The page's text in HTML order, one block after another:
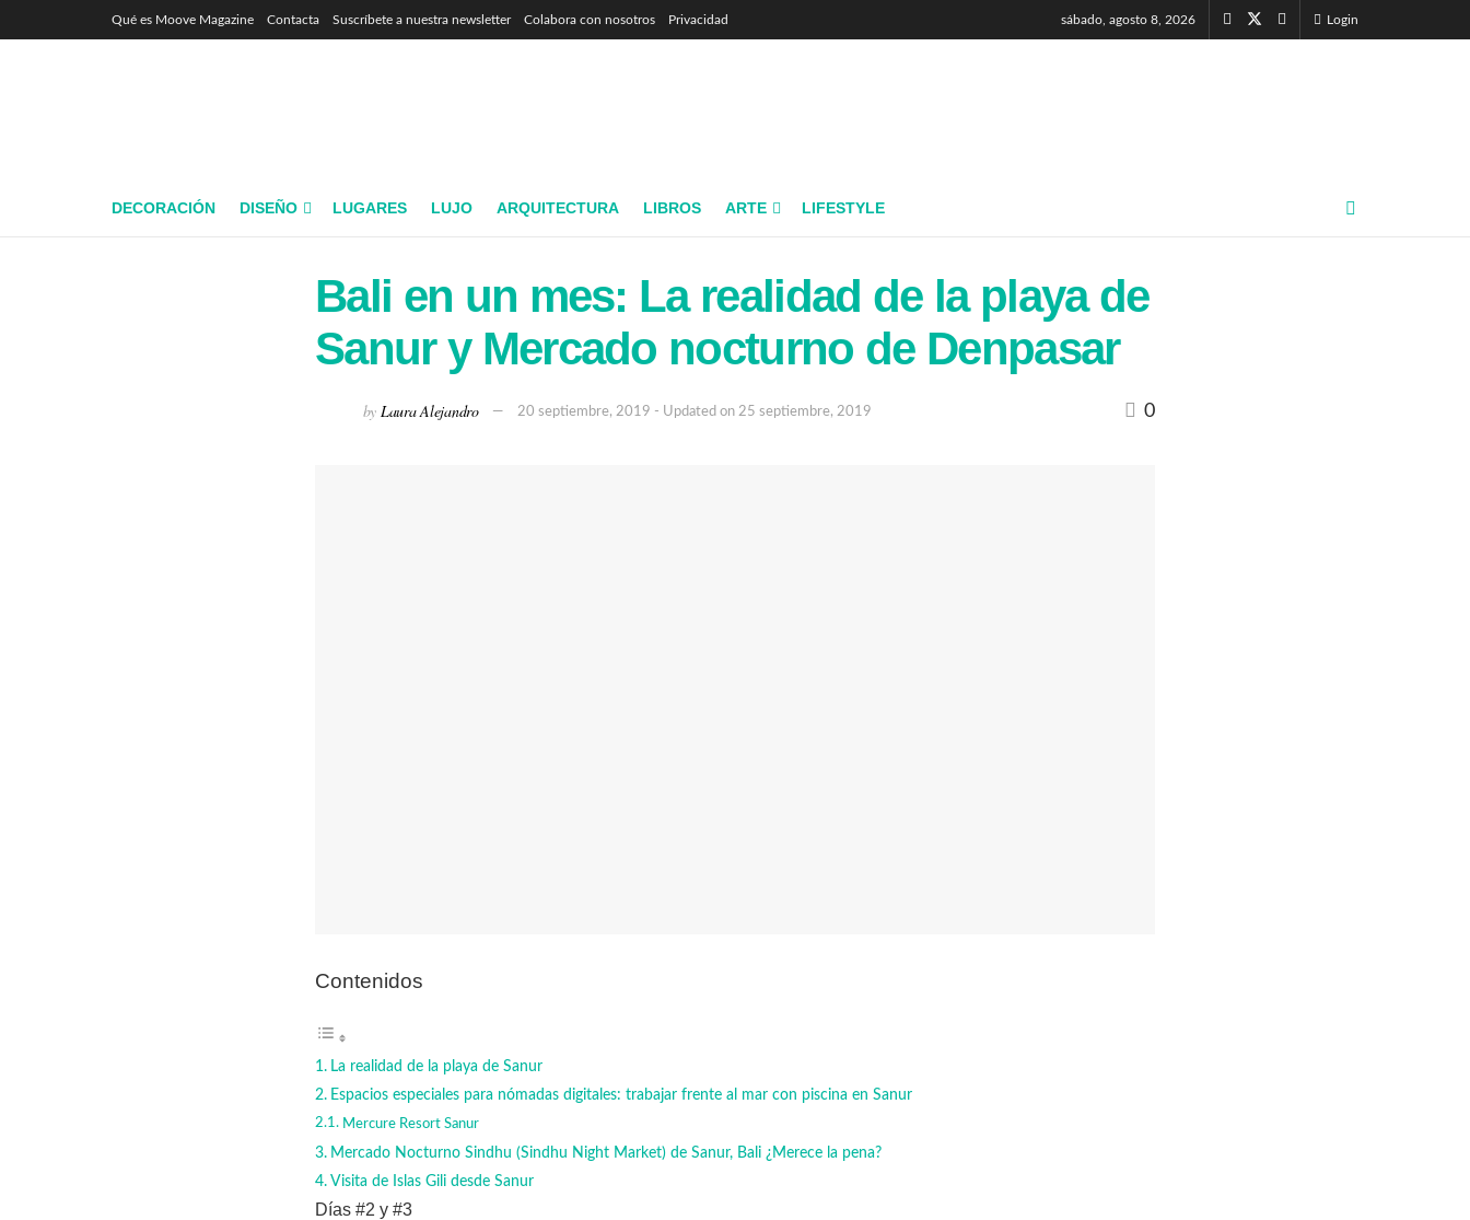
Qué es Moove Magazine Contacta Suscríbete a nuestra newsletter Colabora con nosotros Privacidad sábado, agosto 8, 2026 Login
DECORACIÓN DISEÑO LUGARES LUJO ARQUITECTURA LIBROS ARTE LIFESTYLE
Bali en un mes: La realidad de la playa de
Sanur y Mercado nocturno de Denpasar
by Laura Alejandro 20 septiembre, 2019 - Updated on 25 septiembre, 2019 0
Contenidos
La realidad de la playa de Sanur
Espacios especiales para nómadas digitales: trabajar frente al mar con piscina en Sanur
Mercure Resort Sanur
Mercado Nocturno Sindhu (Sindhu Night Market) de Sanur, Bali ¿Merece la pena?
Visita de Islas Gili desde Sanur
Días #2 y #3